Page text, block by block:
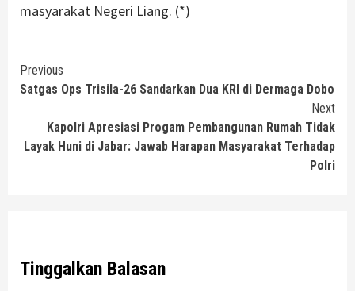
masyarakat Negeri Liang. (*)
Continue
Reading
Previous
Satgas Ops Trisila-26 Sandarkan Dua KRI di Dermaga Dobo
Next
Kapolri Apresiasi Progam Pembangunan Rumah Tidak
Layak Huni di Jabar: Jawab Harapan Masyarakat Terhadap
Polri
Tinggalkan Balasan